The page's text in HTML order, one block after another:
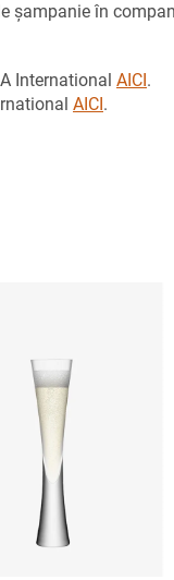
șampanie în
International AICI .
AICI .